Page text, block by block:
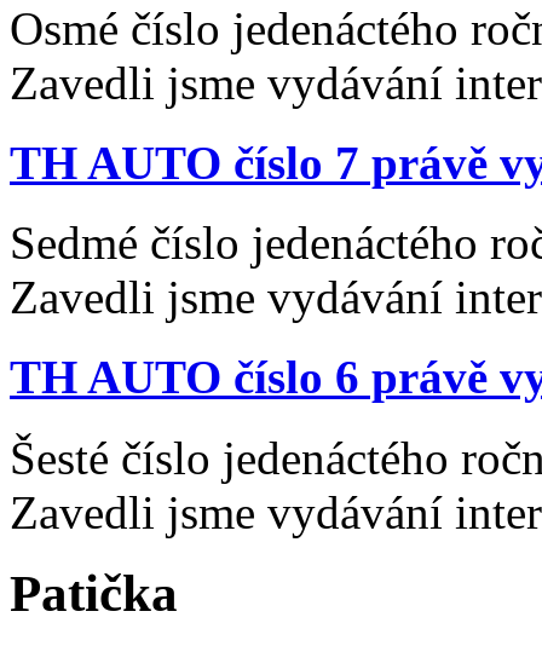
Osmé číslo jedenáctého
Zavedli jsme vydávání
TH AUTO číslo 7 právě
Sedmé číslo jedenáctého
Zavedli jsme vydávání
TH AUTO číslo 6 právě
Šesté číslo jedenáctého
Zavedli jsme vydávání
Patička